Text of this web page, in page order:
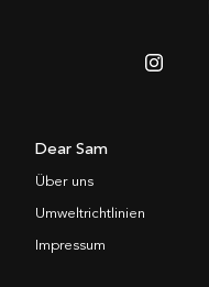
Dear Sam
Über uns
Umweltrichtlinien
Impressum